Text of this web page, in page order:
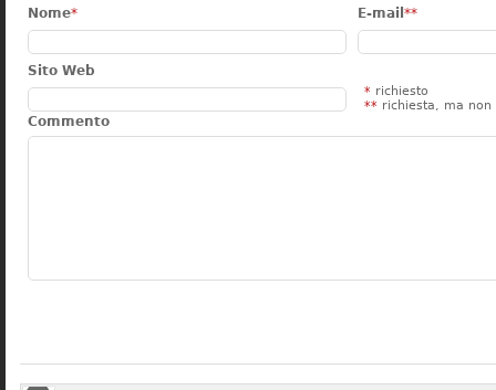
Nome* E-mail **
Sito Web
* richiesto
** richiesta, ma non
Commento